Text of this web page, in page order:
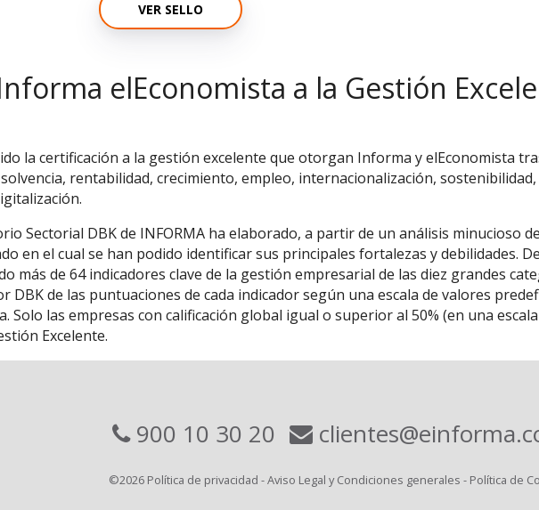
VER SELLO
elEconomista a la Gestión
la certificación a la gestión excelente que otorgan Informa y elEconomista
rentabilidad, crecimiento, empleo, internacionalización,
Sectorial DBK de INFORMA ha elaborado, a partir de un análisis minucioso
en el cual se han podido identificar sus principales fortalezas y debilidades.
más de 64 indicadores clave de la gestión empresarial de las diez grandes
DBK de las puntuaciones de cada indicador según una escala de valores
Solo las empresas con calificación global igual o superior al 50% (en una
Excelente.
900 10 30 20
©2026 Política de privacidad -Aviso Legal y Condiciones generales - Política de